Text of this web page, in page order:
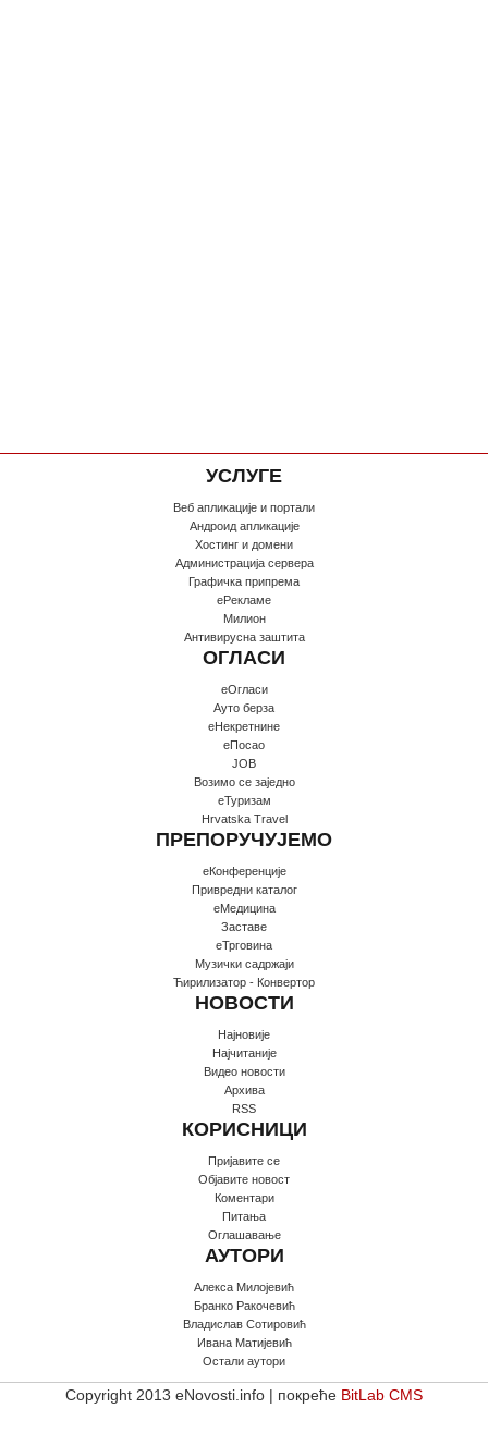
УСЛУГЕ
Веб апликације и портали
Андроид апликације
Хостинг и домени
Администрација сервера
Графичка припрема
еРекламе
Милион
Антивирусна заштита
ОГЛАСИ
еОгласи
Ауто берза
еНекретнине
еПосао
JOB
Возимо се заједно
еТуризам
Hrvatska Travel
ПРЕПОРУЧУЈЕМО
еКонференције
Привредни каталог
еМедицина
Заставе
еТрговина
Музички садржаји
Ћирилизатор - Конвертор
НОВОСТИ
Најновије
Најчитаније
Видео новости
Архива
RSS
КОРИСНИЦИ
Пријавите се
Oбјавите новост
Коментари
Питања
Оглашавање
АУТОРИ
Алекса Милојевић
Бранко Ракочевић
Владислав Сотировић
Ивана Матијевић
Остали аутори
Copyright 2013 eNovosti.info | покреће BitLab CMS